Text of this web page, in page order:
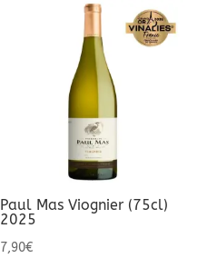
Paul Mas Viognier (75cl)
2025
7,90€